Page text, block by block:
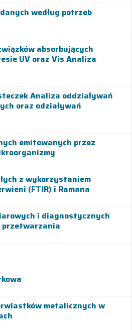
według potrzeb
absorbujących
UV oraz Vis Analiza
Analiza oddziaływań
oraz odziaływań
emitowanych przez
z wykorzystaniem
(FTIR) i Ramana
i diagnostycznych
metalicznych w